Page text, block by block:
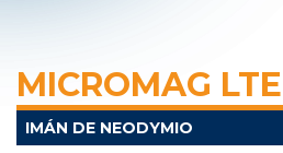
MICROMAG LTE
IMÁN DE NEODYMIO